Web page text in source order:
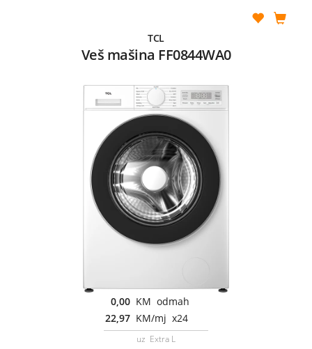
TCL
Veš mašina FF0844WA0
0,00 KM odmah
22,97 KM/mj x24
uz Extra L